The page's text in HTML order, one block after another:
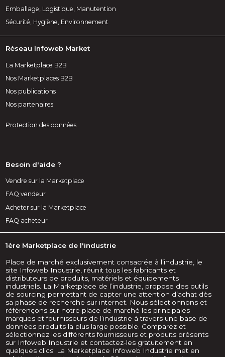
Emballage, Logistique, Manutention
Sécurité, Hygiène, Environnement
Réseau Infoweb Market
La Marketplace B2B
Nos Marketplaces B2B
Nos publications
Nos partenaires
Protection des données
Besoin d'aide ?
Vendre sur la Marketplace
FAQ vendeur
Acheter sur la Marketplace
FAQ acheteur
1ère Marketplace de l'industrie
Place de marché exclusivement consacrée à l’industrie, le
site Infoweb Industrie, réunit tous les fabricants et
distributeurs de produits, matériels et équipements
industriels. La Marketplace de l’industrie, propose des outils
de sourcing permettant de capter une attention d’achat dès
sa phase de recherche sur internet. Nous sélectionnons et
référençons sur notre place de marché les principales
marques et fournisseurs de l’industrie à travers une base de
données produits la plus large possible. Comparez et
sélectionnez les différents fournisseurs et produits présents
sur Infoweb Industrie et contactez-les gratuitement en
quelques clics. La Marketplace Infoweb Industrie met en